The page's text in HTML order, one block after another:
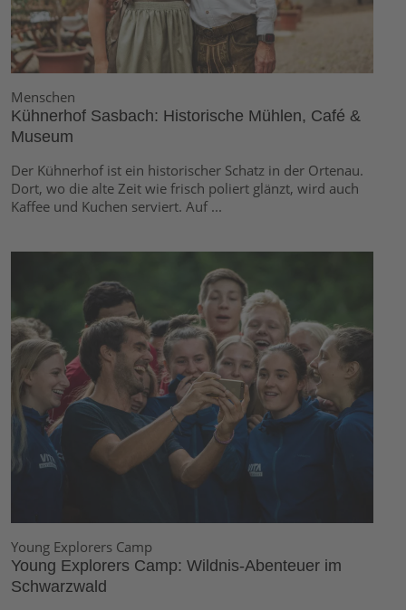
Menschen
Kühnerhof Sasbach: Historische Mühlen, Café &
Museum
Der Kühnerhof ist ein historischer Schatz in der Ortenau.
Dort, wo die alte Zeit wie frisch poliert glänzt, wird auch
Kaffee und Kuchen serviert. Auf ...
Young Explorers Camp
Young Explorers Camp: Wildnis-Abenteuer im
Schwarzwald